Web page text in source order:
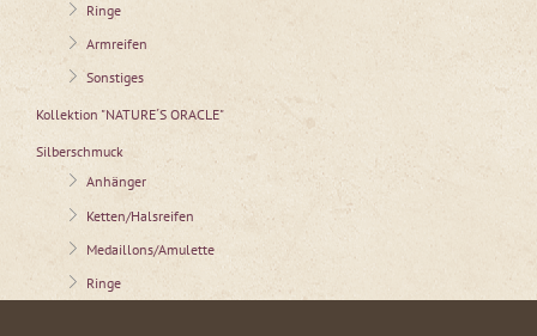
Ringe
Armreifen
Sonstiges
Kollektion "NATURE´S ORACLE"
Silberschmuck
Anhänger
Ketten/Halsreifen
Medaillons/Amulette
Ringe